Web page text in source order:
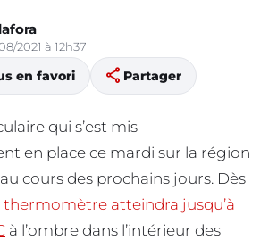
2021 à 12h37
en favori share Partager
qui s’est mis
en place ce mardi sur la région
cours des prochains jours. Dès
thermomètre atteindra jusqu’à
à l’ombre dans l’intérieur des